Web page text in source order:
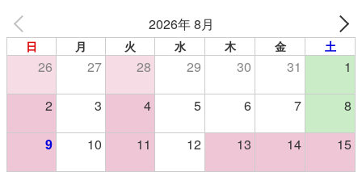
2026年 8月
日 月 火 水 木 金 土
26 27 28 29 30 31 1
2 3 4 5 6 7 8
9 10 11 12 13 14 15